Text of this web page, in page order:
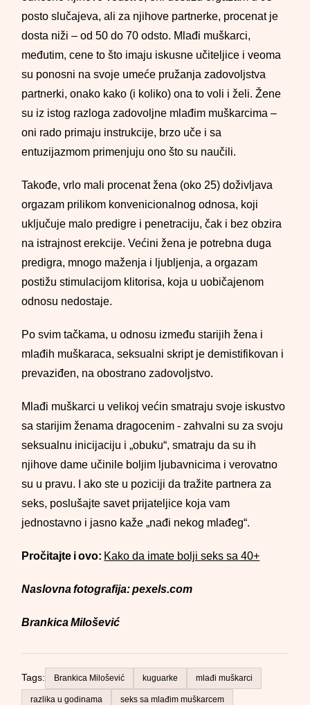
posto slučajeva, ali za njihove partnerke, procenat je
dosta niži – od 50 do 70 odsto. Mlađi muškarci,
međutim, cene to što imaju iskusne učiteljice i veoma
su ponosni na svoje umeće pružanja zadovoljstva
partnerki, onako kako (i koliko) ona to voli i želi. Žene
su iz istog razloga zadovoljne mlađim muškarcima –
oni rado primaju instrukcije, brzo uče i sa
entuzijazmom primenjuju ono što su naučili.
Takođe, vrlo mali procenat žena (oko 25) doživljava
orgazam prilikom konvenicionalnog odnosa, koji
uključuje malo predigre i penetraciju, čak i bez obzira
na istrajnost erekcije. Većini žena je potrebna duga
predigra, mnogo maženja i ljubljenja, a orgazam
postižu stimulacijom klitorisa, koja u uobičajenom
odnosu nedostaje.
Po svim tačkama, u odnosu između starijih žena i
mlađih muškaraca, seksualni skript je demistifikovan i
prevaziđen, na obostrano zadovoljstvo.
Mlađi muškarci u velikoj većin smatraju svoje iskustvo
sa starijim ženama dragocenim - zahvalni su za svoju
seksualnu inicijaciju i „obuku“, smatraju da su ih
njihove dame učinile boljim ljubavnicima i verovatno
su u pravu. I ako ste u poziciji da tražite partnera za
seks, poslušajte savet prijateljice koja vam
jednostavno i jasno kaže „nađi nekog mlađeg“.
Pročitajte i ovo: Kako da imate bolji seks sa 40+
Naslovna fotografija: pexels.com
Brankica Milošević
Tags: Brankica Milošević kuguarke mlađi muškarci
razlika u godinama seks sa mlađim muškarcem